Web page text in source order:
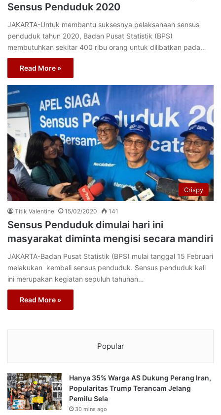
Sensus Penduduk 2020
JAKARTA-Untuk membantu suksesnya pelaksanaan sensus
penduduk tahun 2020, Badan Pusat Statistik (BPS)
membutuhkan sekitar 400 ribu orang untuk dilibatkan pada…
Read More »
Crispy
Titik Valentine 15/02/2020 141
Sensus Penduduk dimulai hari ini
masyarakat diminta mengisi secara mandiri
JAKARTA-Badan Pusat Statistik (BPS) mulai tanggal 15 Februari
melakukan kembali sensus penduduk. Sensus penduduk kali
ini merupakan kegiatan sepuluh tahunan…
Read More »
Popular
Hanya 35% Warga AS Dukung Perang Iran,
Popularitas Trump Terancam Jelang
Pemilu Sela
30 mins ago